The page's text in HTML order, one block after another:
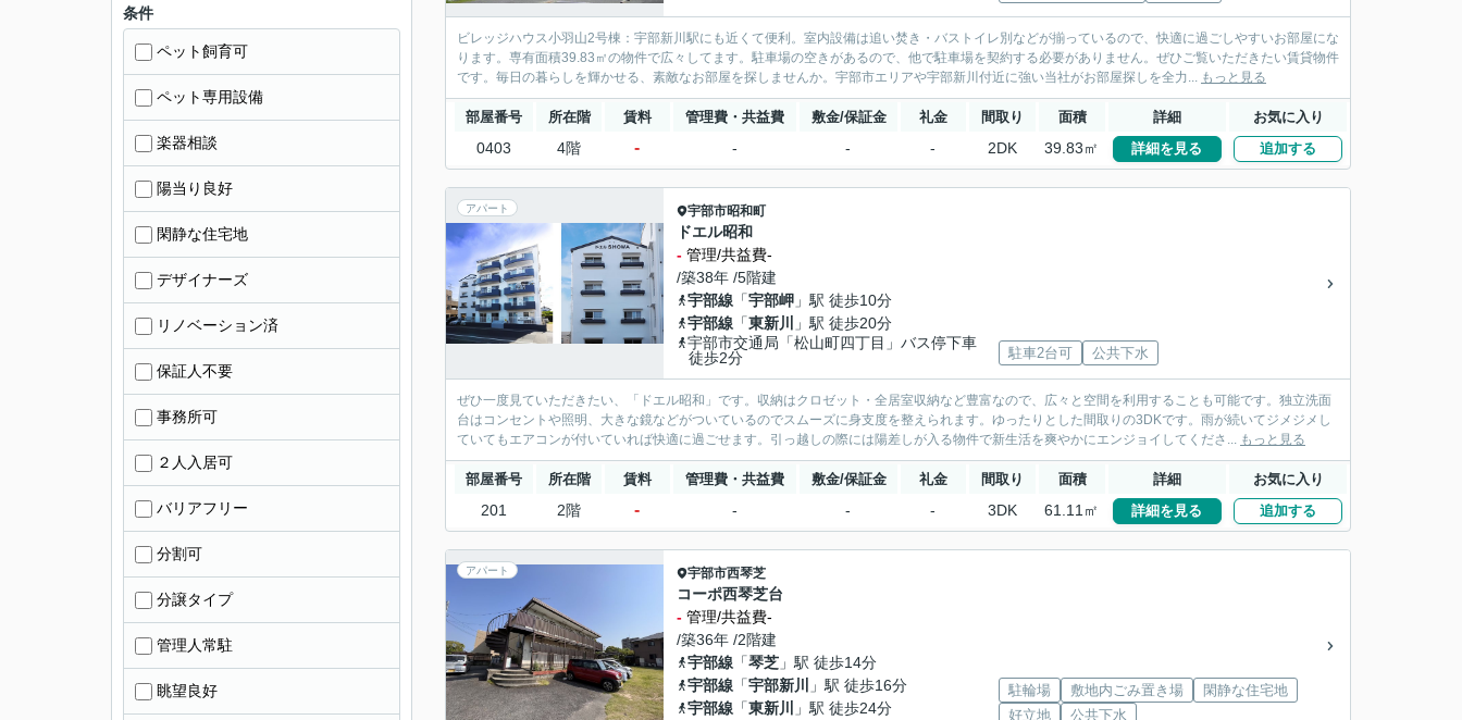
ビレッジハウス小羽山2号棟：宇部新川駅にも近くて便利。室内設備は追い焚き・バストイレ別などが揃っているので、快適に過ごしやすいお部屋にな
ります。専有面積39.83㎡の物件で広々してます。駐車場の空きがあるので、他で駐車場を契約する必要がありません。ぜひご覧いただきたい賃貸物件
です。毎日の暮らしを輝かせる、素敵なお部屋を探しませんか。宇部市エリアや宇部新川付近に強い当社がお部屋探しを全力... もっと見る
部屋番号 所在階 賃料 管理費・共益費 敷金/保証金 礼金 間取り 面積 詳細 お気に入り
0403 4階 - - - - 2DK 39.83㎡ 詳細を見る 追加する
アパート 宇部市昭和町
ドエル昭和
- 管理/共益費-
/築38年 /5階建
宇部線 「宇部岬 」駅 徒歩10分
宇部線 「東新川
」駅 徒歩20分
宇部市交通局「松山町四丁目」バス停下車
徒歩2分
駐車2台可 公共下水
ぜひ一度見ていただきたい、「ドエル昭和」です。収納はクロゼット・全居室収納など豊富なので、広々と空間を利用することも可能です。独立洗面
台はコンセントや照明、大きな鏡などがついているのでスムーズに身支度を整えられます。ゆったりとした間取りの3DKです。雨が続いてジメジメし
ていてもエアコンが付いていれば快適に過ごせます。引っ越しの際には陽差しが入る物件で新生活を爽やかにエンジョイしてくださ... もっと見る
部屋番号 所在階 賃料 管理費・共益費 敷金/保証金 礼金 間取り 面積 詳細 お気に入り
201 2階 - - - - 3DK 61.11㎡ 詳細を見る 追加する
アパート 宇部市西琴芝
コーポ西琴芝台
- 管理/共益費-
/築36年 /2階建
宇部線 「琴芝 」駅 徒歩14分
宇部線 「宇部新川
」駅 徒歩16分
宇部線 「東新川 」駅 徒歩24分
駐輪場 敷地内ごみ置き場
閑静な住宅地
好立地
公共下水
条件
ペット飼育可
ペット専用設備
楽器相談
陽当り良好
閑静な住宅地
デザイナーズ
リノベーション済
保証人不要
事務所可
２人入居可
バリアフリー
分割可
分譲タイプ
管理人常駐
眺望良好